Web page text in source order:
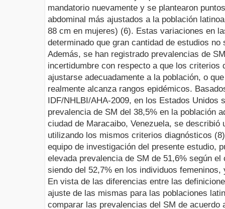
mandatorio nuevamente y se plantearon
abdominal más ajustados a la población
88 cm en mujeres) (6). Estas variaciones en
determinado que gran cantidad de estudios
Además, se han registrado prevalencias de
incertidumbre con respecto a que los criterios
ajustarse adecuadamente a la población, o
realmente alcanza rangos epidémicos.
IDF/NHLBI/AHA-2009, en los Estados Unidos
prevalencia de SM del 38,5% en la población
ciudad de Maracaibo, Venezuela, se describió
utilizando los mismos criterios diagnósticos
equipo de investigación del presente estudio,
elevada prevalencia de SM de 51,6% según
siendo del 52,7% en los individuos
En vista de las diferencias entre las
ajuste de las mismas para las poblaciones
comparar las prevalencias del SM de acuerdo